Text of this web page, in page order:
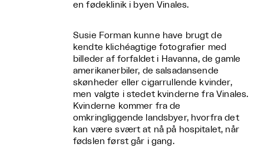
en fødeklinik i byen Vinales.
Susie Forman kunne have brugt de
kendte klichéagtige fotografier med
billeder af forfaldet i Havanna, de gamle
amerikanerbiler, de salsadansende
skønheder eller cigarrullende kvinder,
men valgte i stedet kvinderne fra Vinales.
Kvinderne kommer fra de
omkringliggende landsbyer, hvorfra det
kan være svært at nå på hospitalet, når
fødslen først går i gang.